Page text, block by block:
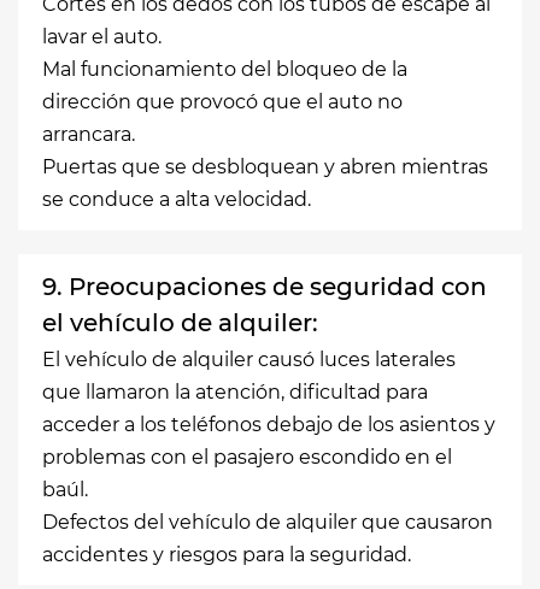
lavar el auto.
Mal funcionamiento del bloqueo de la
dirección que provocó que el auto no
arrancara.
Puertas que se desbloquean y abren mientras
se conduce a alta velocidad.
9. Preocupaciones de seguridad con
el vehículo de alquiler:
El vehículo de alquiler causó luces laterales
que llamaron la atención, dificultad para
acceder a los teléfonos debajo de los asientos y
problemas con el pasajero escondido en el
baúl.
Defectos del vehículo de alquiler que causaron
accidentes y riesgos para la seguridad.